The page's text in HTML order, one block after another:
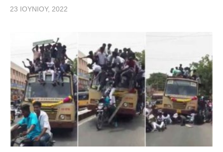
23 ΙΟΥΝΊΟΥ, 2022